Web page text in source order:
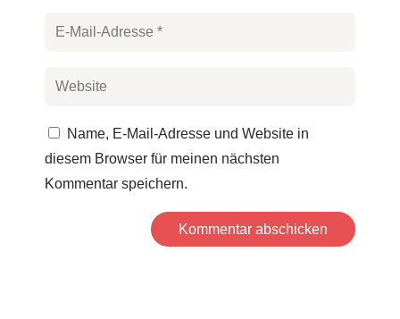
Name, E-Mail-Adresse und Website in
diesem Browser für meinen nächsten
Kommentar speichern.
Kommentar abschicken